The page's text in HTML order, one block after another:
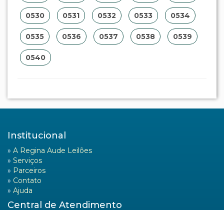
0530 0531 0532 0533 0534
0535 0536 0537 0538 0539
0540
Institucional
» A Regina Aude Leilões
» Serviços
» Parceiros
» Contato
» Ajuda
Central de Atendimento